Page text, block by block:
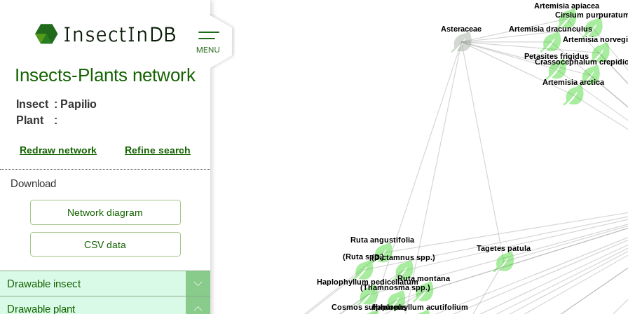
(Dictamnus spp.)
(Ruta spp.)
(Thamnosma spp.)
Asteraceae
Artemisia apiacea
Artemisia arctica
Artemisia dracunculus
Artemisia
Cirsium
Crassocephalum
Haplophyllum acutifolium
Haplophyllum pedicellatum
Petasites frigidus
Ruta angustifolia
Ruta montana
Tagetes patula
Cosmos sulphureus
Insects-Plants network
Insect : Papilio
Plant
:
Download
CSV data
Drawable insect
Drawable plant